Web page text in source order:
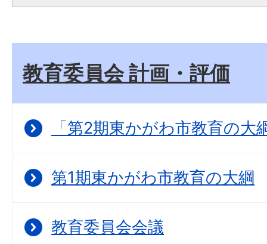
教育委員会 計画・評価
「第2期東かがわ市教育の
第1期東かがわ市教育の大綱
教育委員会会議